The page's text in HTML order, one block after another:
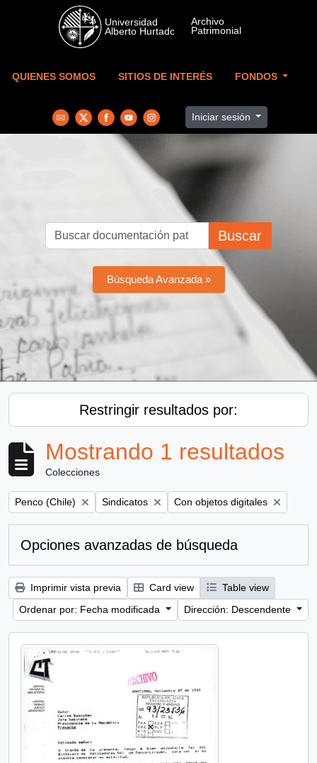
Skip to main content
QUIENES SOMOS SITIOS DE INTERÉS FONDOS
Iniciar sesión
Buscar
Búsqueda Avanzada »
Restringir resultados por:
Mostrando 1 resultados
Colecciones
Remove filter:
Penco (Chile) Remove filter:
Sindicatos Remove filter:
Con objetos digitales
Opciones avanzadas de búsqueda
Imprimir vista previa Card view
Table view
Ordenar por: Fecha modificada
Dirección: Descendente